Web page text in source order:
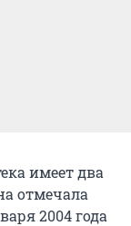
имеет два
отмечала
2004 года